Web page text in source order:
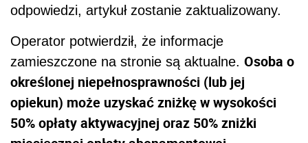
odpowiedzi, artykuł zostanie zaktualizowany.
Operator potwierdził, że informacje
zamieszczone na stronie są aktualne. Osoba o
określonej niepełnosprawności (lub jej
opiekun) może uzyskać zniżkę w wysokości
50% opłaty aktywacyjnej oraz 50% zniżki